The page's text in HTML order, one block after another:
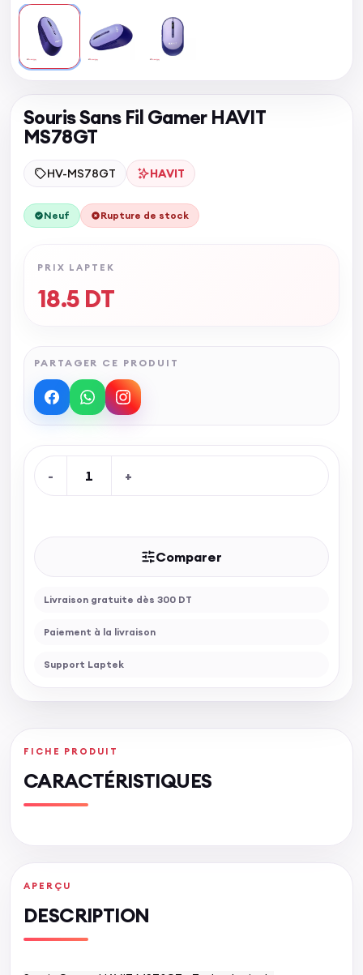
Souris Sans Fil Gamer HAVIT
MS78GT
HV-MS78GT HAVIT
Neuf Rupture de stock
PRIX LAPTEK
18.5 DT
PARTAGER CE PRODUIT
- 1 +
Comparer
Livraison gratuite dès 300 DT
Paiement à la livraison
Support Laptek
APERÇU
DESCRIPTION
FICHE PRODUIT
CARACTÉRISTIQUES